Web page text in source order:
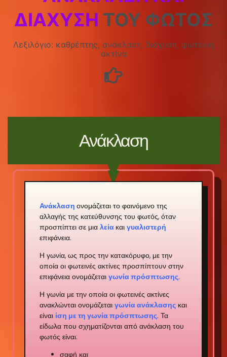
ΔΙΆΧΥΣΗ ΤΟΥ ΦΩΤΌΣ
Λεξιλόγιο: καθρέπτης, ανάκλαση, διάχυση, φωτεινή
ακτίνα
Ανάκλαση
Ανάκλαση ονομάζεται το φαινόμενο της
αλλαγής της κατεύθυνσης του φωτός, όταν
προσπίπτει σε μιαλεία καιγυαλιστερή
επιφάνεια.
Η γωνία, ως προς την κατακόρυφο, με την
οποία οι φωτεινές ακτίνες προσπίπτουν στην
επιφάνεια ονομάζεταιγωνία πρόσπτωσης.
Η γωνία με την οποία οι φωτεινές ακτίνες
ανακλώνται ονομάζεταιγωνία ανάκλασης και
είναι ίση με τη γωνία πρόσπτωσης. Τα
είδωλα που σχηματίζονται από ανάκλαση του
φωτός είναι:
σαφή και